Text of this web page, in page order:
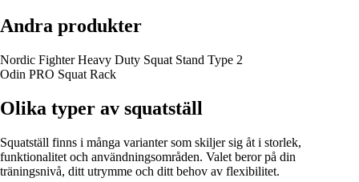
Andra produkter
Nordic Fighter Heavy Duty Squat Stand Type 2
Odin PRO Squat Rack
Olika typer av squatställ
Squatställ finns i många varianter som skiljer sig åt i storlek,
funktionalitet och användningsområden. Valet beror på din
träningsnivå, ditt utrymme och ditt behov av flexibilitet.